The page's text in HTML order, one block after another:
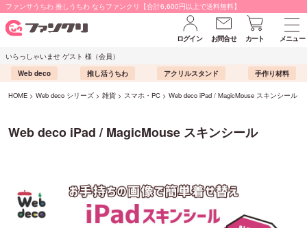
ファンサうちわ 推しうちわ ならファンクリ【合計6,600円以上で送料無料】
ログイン お問合せ カート
メニュー
いらっしゃいませ ゲスト 様（会員）
Web deco
推し活うちわ アクリルスタンド 手作り材料
HOME Web deco シリーズ 雑貨 スマホ・PC Web deco iPad / MagicMouse スキンシール
Web deco iPad / MagicMouse スキンシール